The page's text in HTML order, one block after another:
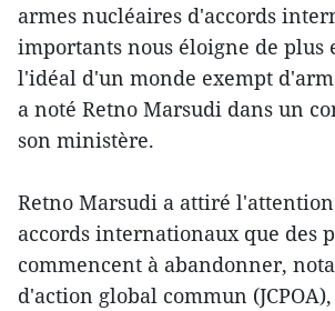
armes nucléaires d'accords
importants nous éloigne de plus
l'idéal d'un monde exempt
a noté Retno Marsudi dans un
son ministère.
Retno Marsudi a attiré
accords internationaux que des
commencent à abandonner,
d'action global commun